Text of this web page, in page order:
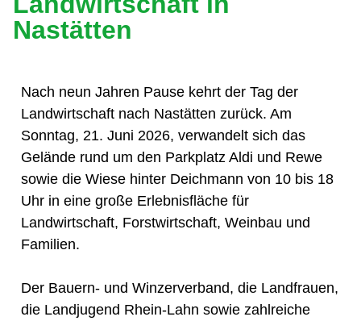
Nastätten
Nach neun Jahren Pause kehrt der Tag der
Landwirtschaft nach Nastätten zurück. Am
Sonntag, 21. Juni 2026, verwandelt sich das
Gelände rund um den Parkplatz Aldi und Rewe
sowie die Wiese hinter Deichmann von 10 bis 18
Uhr in eine große Erlebnisfläche für
Landwirtschaft, Forstwirtschaft, Weinbau und
Familien.
Der Bauern- und Winzerverband, die Landfrauen,
die Landjugend Rhein-Lahn sowie zahlreiche